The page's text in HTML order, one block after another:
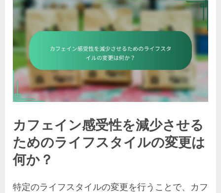
カフェイン感受性を減少させる
ためのライフスタイルの変更は
何か？
特定のライフスタイルの変更を行うことで、カフ